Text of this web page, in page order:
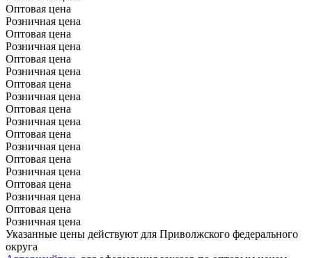
Оптовая цена
Розничная цена
Оптовая цена
Розничная цена
Оптовая цена
Розничная цена
Оптовая цена
Розничная цена
Оптовая цена
Розничная цена
Оптовая цена
Розничная цена
Оптовая цена
Розничная цена
Оптовая цена
Розничная цена
Оптовая цена
Розничная цена
Указанные цены действуют для Приволжского федерального
округа